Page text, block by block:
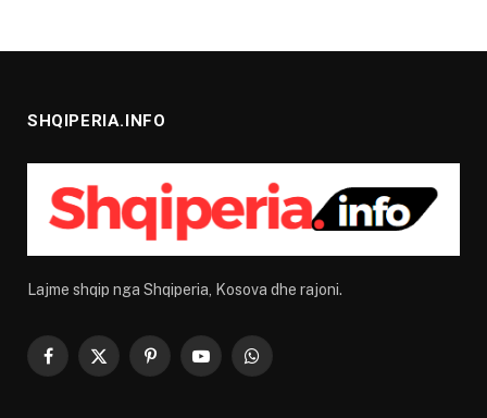
SHQIPERIA.INFO
Lajme shqip nga Shqiperia, Kosova dhe rajoni.
Facebook
X
PinterestYouTubeWhatsApp